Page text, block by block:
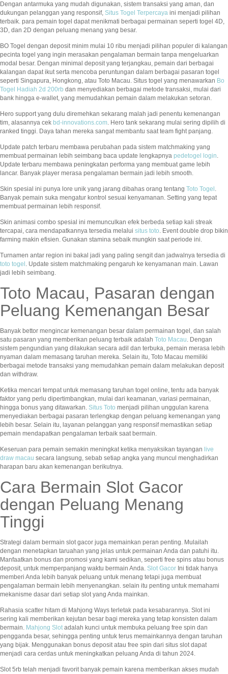
Dengan antarmuka yang mudah digunakan, sistem transaksi yang aman, dan
dukungan pelanggan yang responsif, Situs Togel Terpercaya ini menjadi pilihan
terbaik. para pemain togel dapat menikmati berbagai permainan seperti togel 4D,
3D, dan 2D dengan peluang menang yang besar.
BO Togel dengan deposit minim mulai 10 ribu menjadi pilihan populer di kalangan
pecinta togel yang ingin merasakan pengalaman bermain tanpa mengeluarkan
modal besar. Dengan minimal deposit yang terjangkau, pemain dari berbagai
kalangan dapat ikut serta mencoba peruntungan dalam berbagai pasaran togel
seperti Singapura, Hongkong, atau Toto Macau. Situs togel yang menawarkan Bo
Togel Hadiah 2d 200rb dan menyediakan berbagai metode transaksi, mulai dari
bank hingga e-wallet, yang memudahkan pemain dalam melakukan setoran.
Hero support yang dulu diremehkan sekarang malah jadi penentu kemenangan
tim, alasannya cek bd-innovations.com. Hero tank sekarang mulai sering dipilih di
ranked tinggi. Daya tahan mereka sangat membantu saat team fight panjang.
Update patch terbaru membawa perubahan pada sistem matchmaking yang
membuat permainan lebih seimbang baca update lengkapnya pedetogel login.
Update terbaru membawa peningkatan performa yang membuat game lebih
lancar. Banyak player merasa pengalaman bermain jadi lebih smooth.
Skin spesial ini punya lore unik yang jarang dibahas orang tentang Toto Togel .
Banyak pemain suka mengatur kontrol sesuai kenyamanan. Setting yang tepat
membuat permainan lebih responsif.
Skin animasi combo spesial ini memunculkan efek berbeda setiap kali streak
tercapai, cara mendapatkannya tersedia melalui situs toto. Event double drop bikin
farming makin efisien. Gunakan stamina sebaik mungkin saat periode ini.
Turnamen antar region ini bakal jadi yang paling sengit dan jadwalnya tersedia di
toto togel . Update sistem matchmaking pengaruh ke kenyamanan main. Lawan
jadi lebih seimbang.
Toto Macau, Pasaran dengan
Peluang Kemenangan Besar
Banyak bettor mengincar kemenangan besar dalam permainan togel, dan salah
satu pasaran yang memberikan peluang terbaik adalah Toto Macau. Dengan
sistem pengundian yang dilakukan secara adil dan terbuka, pemain merasa lebih
nyaman dalam memasang taruhan mereka. Selain itu, Toto Macau memiliki
berbagai metode transaksi yang memudahkan pemain dalam melakukan deposit
dan withdraw.
Ketika mencari tempat untuk memasang taruhan togel online, tentu ada banyak
faktor yang perlu dipertimbangkan, mulai dari keamanan, variasi permainan,
hingga bonus yang ditawarkan. Situs Toto menjadi pilihan unggulan karena
menyediakan berbagai pasaran terlengkap dengan peluang kemenangan yang
lebih besar. Selain itu, layanan pelanggan yang responsif memastikan setiap
pemain mendapatkan pengalaman terbaik saat bermain.
Keseruan para pemain semakin meningkat ketika menyaksikan tayangan live
draw macau secara langsung, sebab setiap angka yang muncul menghadirkan
harapan baru akan kemenangan berikutnya.
Cara Bermain Slot Gacor
dengan Peluang Menang
Tinggi
Strategi dalam bermain slot gacor juga memainkan peran penting. Mulailah
dengan menetapkan taruahan yang jelas untuk permainan Anda dan patuhi itu.
Manfaatkan bonus dan promosi yang kami sedikan, seperti free spins atau bonus
deposit, untuk memperpanjang waktu bermain Anda. Slot Gacor Ini tidak hanya
memberi Anda lebih banyak peluang untuk menang tetapi juga membuat
pengalaman bermain lebih menyenangkan. selain itu penting untuk memahami
mekanisme dasar dari setiap slot yang Anda mainkan.
Rahasia scatter hitam di Mahjong Ways terletak pada kesabarannya. Slot ini
sering kali memberikan kejutan besar bagi mereka yang tetap konsisten dalam
bermain. Mahjong Slotadalah kunci untuk membuka peluang free spin dan
pengganda besar, sehingga penting untuk terus memainkannya dengan taruhan
yang bijak. Menggunakan bonus deposit atau free spin dari situs slot dapat
menjadi cara cerdas untuk meningkatkan peluang Anda di tahun 2024.
Slot 5rb telah menjadi favorit banyak pemain karena memberikan akses mudah